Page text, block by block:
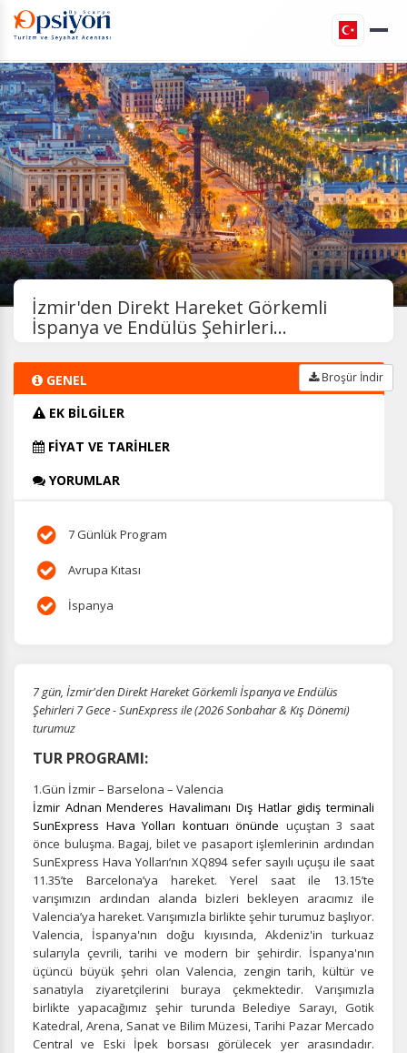
İzmir'den Direkt Hareket Görkemli
İspanya ve Endülüs Şehirleri...
GENEL
EK BİLGİLER
FİYAT VE TARİHLER
YORUMLAR
Broşür İndir
7 Günlük Program
Avrupa Kıtası
İspanya
7 gün, İzmir'den Direkt Hareket Görkemli İspanya ve Endülüs
Şehirleri 7 Gece - SunExpress ile (2026 Sonbahar & Kış Dönemi)
turumuz
TUR PROGRAMI:
1.Gün İzmir – Barselona – Valencia
İzmir Adnan Menderes Havalimanı Dış Hatlar gidiş terminali
SunExpress Hava Yolları kontuarı önünde uçuştan 3 saat
önce buluşma.Bagaj, bilet ve pasaport işlemlerinin ardından
SunExpress Hava Yolları’nın XQ894 sefer sayılı uçuşu ile saat
11.35’te Barcelona’ya hareket. Yerel saat ile 13.15’te
varışımızın ardından alanda bizleri bekleyen aracımız ile
Valencia’ya hareket. Varışımızla birlikte şehir turumuz başlıyor.
Valencia, İspanya'nın doğu kıyısında, Akdeniz'in turkuaz
sularıyla çevrili, tarihi ve modern bir şehirdir. İspanya'nın
üçüncü büyük şehri olan Valencia, zengin tarih, kültür ve
sanatıyla ziyaretçilerini buraya çekmektedir. Varışımızla
birlikte yapacağımız şehir turundaBelediye Sarayı, Gotik
Katedral, Arena, Sanat ve Bilim Müzesi, Tarihi Pazar Mercado
Central ve Eski İpek borsası görülecek yer arasındadır.